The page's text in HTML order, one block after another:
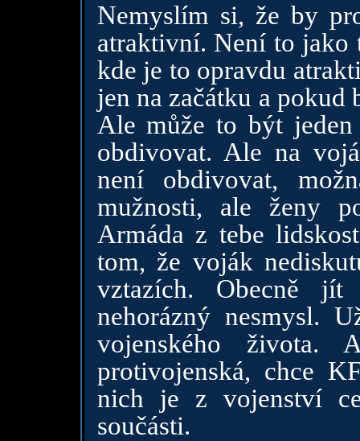
Nemyslím si, že by
atraktivní. Není to jako
kde je to opravdu
jen na začátku a pokud
Ale může to být
obdivovat. Ale na
není obdivovat,
mužnosti, ale ženy
Armáda z tebe
tom, že voják
vztazích. Obecně
nehorázný nesmysl.
vojenského života.
protivojenská, chce
nich je z vojenství
součásti.